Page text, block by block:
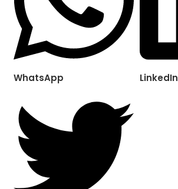
WhatsApp LinkedIn